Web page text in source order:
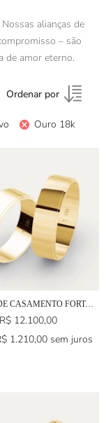
alianças de
– são
de amor eterno.
Ordenar por
Ouro 18k
ALIANÇA DE CASAMENTO FORTALEZA EM OURO 18K
R$12.100,00
1.210,00 sem juros